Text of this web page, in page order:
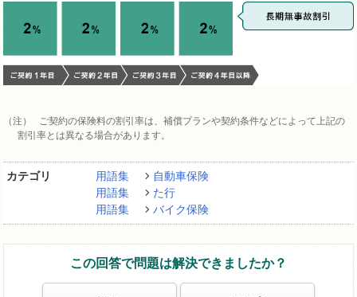
ご契約の保険料の割引率は、補償プランや契約条件などによって上記の
割引率とは異なる場合があります。
カテゴリ 用語集
自動車保険
用語集
た行
用語集
バイク保険
この回答で問題は解決できましたか？